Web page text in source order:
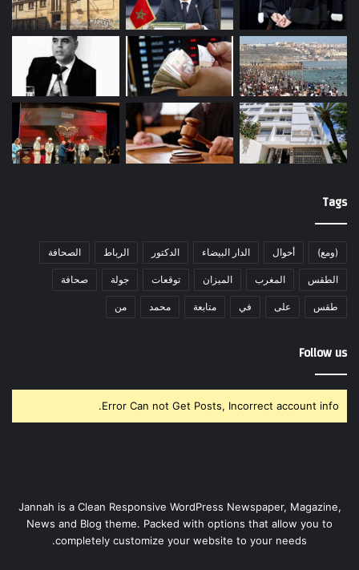
Tags
(ومع) أحوال الدار البيضاء الدكتور الرباط الصحافة
الطقس المغرب الميزان توقعات جولة صحافة
طقس على في متابعة محمد من
Follow us
Error Can not Get Posts, Incorrect account info.
Jannah is a Clean Responsive WordPress Newspaper, Magazine,
News and Blog theme. Packed with options that allow you to
completely customize your website to your needs.